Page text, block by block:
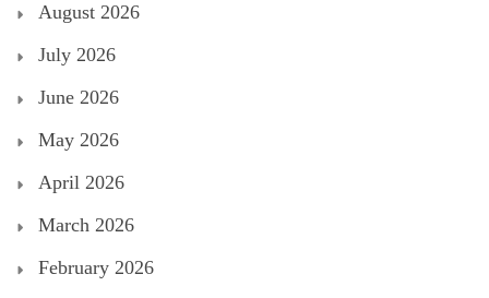
August 2026
July 2026
June 2026
May 2026
April 2026
March 2026
February 2026